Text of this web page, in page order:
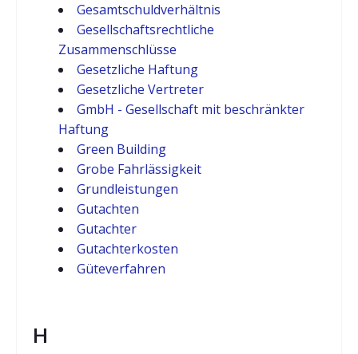
Gesamtschuldverhältnis
Gesellschaftsrechtliche
Zusammenschlüsse
Gesetzliche Haftung
Gesetzliche Vertreter
GmbH - Gesellschaft mit beschränkter
Haftung
Green Building
Grobe Fahrlässigkeit
Grundleistungen
Gutachten
Gutachter
Gutachterkosten
Güteverfahren
H